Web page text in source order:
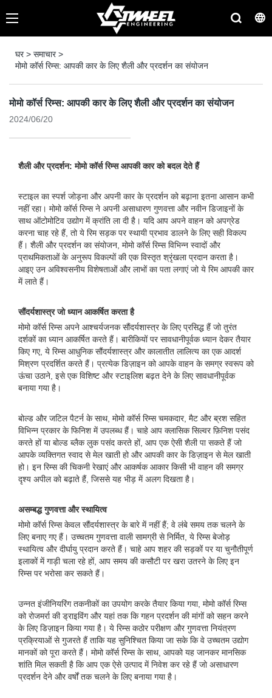
घर> समाचार>
मोमो कॉर्स रिम्स: आपकी कार के लिए शैली और प्रदर्शन का संयोजन
मोमो कॉर्स रिम्स: आपकी कार के लिए शैली और प्रदर्शन का संयोजन
2024/06/20
शैली और प्रदर्शन: मोमो कॉर्स रिम्स आपकी कार को बदल देते हैं
स्टाइल का स्पर्श जोड़ना और अपनी कार के प्रदर्शन को बढ़ाना इतना आसान कभी
नहीं रहा। मोमो कॉर्स रिम्स ने अपनी असाधारण गुणवत्ता और नवीन डिजाइनों के
साथ ऑटोमोटिव उद्योग में क्रांति ला दी है। यदि आप अपने वाहन को अपग्रेड
करना चाह रहे हैं, तो ये रिम सड़क पर स्थायी प्रभाव डालने के लिए सही विकल्प
हैं। शैली और प्रदर्शन का संयोजन, मोमो कॉर्स रिम्स विभिन्न स्वादों और
प्राथमिकताओं के अनुरूप विकल्पों की एक विस्तृत श्रृंखला प्रदान करता है।
आइए उन अविश्वसनीय विशेषताओं और लाभों का पता लगाएं जो ये रिम आपकी कार
में लाते हैं।
सौंदर्यशास्त्र जो ध्यान आकर्षित करता है
मोमो कॉर्स रिम्स अपने आश्चर्यजनक सौंदर्यशास्त्र के लिए प्रसिद्ध हैं जो तुरंत
दर्शकों का ध्यान आकर्षित करते हैं। बारीकियों पर सावधानीपूर्वक ध्यान देकर तैयार
किए गए, ये रिम्स आधुनिक सौंदर्यशास्त्र और कालातीत लालित्य का एक आदर्श
मिश्रण प्रदर्शित करते हैं। प्रत्येक डिज़ाइन को आपके वाहन के समग्र स्वरूप को
ऊंचा उठाने, इसे एक विशिष्ट और स्टाइलिश बढ़त देने के लिए सावधानीपूर्वक
बनाया गया है।
बोल्ड और जटिल पैटर्न के साथ, मोमो कॉर्स रिम्स चमकदार, मैट और ब्रश सहित
विभिन्न प्रकार के फिनिश में उपलब्ध हैं। चाहे आप क्लासिक सिल्वर फ़िनिश पसंद
करते हों या बोल्ड ब्लैक लुक पसंद करते हों, आप एक ऐसी शैली पा सकते हैं जो
आपके व्यक्तिगत स्वाद से मेल खाती हो और आपकी कार के डिज़ाइन से मेल खाती
हो। इन रिम्स की चिकनी रेखाएं और आकर्षक आकार किसी भी वाहन की समग्र
दृश्य अपील को बढ़ाते हैं, जिससे यह भीड़ में अलग दिखता है।
असम्बद्ध गुणवत्ता और स्थायित्व
मोमो कॉर्स रिम्स केवल सौंदर्यशास्त्र के बारे में नहीं हैं; वे लंबे समय तक चलने के
लिए बनाए गए हैं। उच्चतम गुणवत्ता वाली सामग्री से निर्मित, ये रिम्स बेजोड़
स्थायित्व और दीर्घायु प्रदान करते हैं। चाहे आप शहर की सड़कों पर या चुनौतीपूर्ण
इलाकों में गाड़ी चला रहे हों, आप समय की कसौटी पर खरा उतरने के लिए इन
रिम्स पर भरोसा कर सकते हैं।
उन्नत इंजीनियरिंग तकनीकों का उपयोग करके तैयार किया गया, मोमो कॉर्स रिम्स
को रोजमर्रा की ड्राइविंग और यहां तक ​​कि गहन प्रदर्शन की मांगों को सहन करने
के लिए डिज़ाइन किया गया है। ये रिम्स कठोर परीक्षण और गुणवत्ता नियंत्रण
प्रक्रियाओं से गुजरते हैं ताकि यह सुनिश्चित किया जा सके कि वे उच्चतम उद्योग
मानकों को पूरा करते हैं। मोमो कॉर्स रिम्स के साथ, आपको यह जानकर मानसिक
शांति मिल सकती है कि आप एक ऐसे उत्पाद में निवेश कर रहे हैं जो असाधारण
प्रदर्शन देने और वर्षों तक चलने के लिए बनाया गया है।